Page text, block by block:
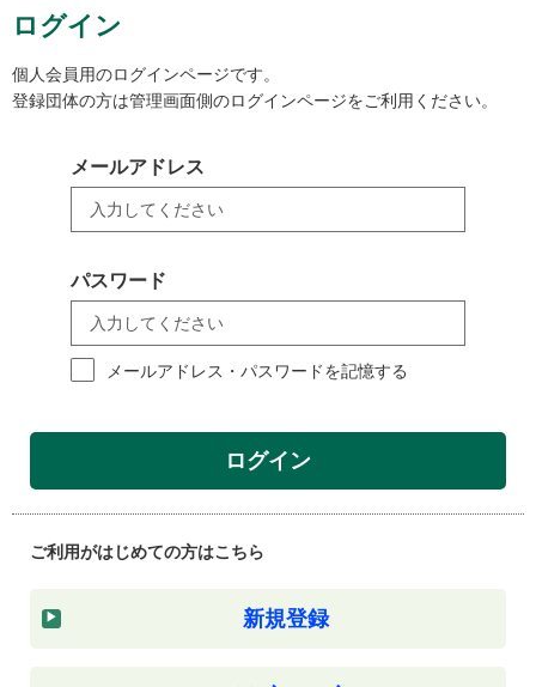
ログイン
個人会員用のログインページです。
登録団体の方は管理画面側のログインページをご利用ください。
メールアドレス
パスワード
メールアドレス・パスワードを記憶する
ログイン
ご利用がはじめての方はこちら
新規登録